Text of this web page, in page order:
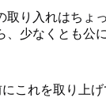
取り入れはちょ
少なくとも公
これを取り上げ